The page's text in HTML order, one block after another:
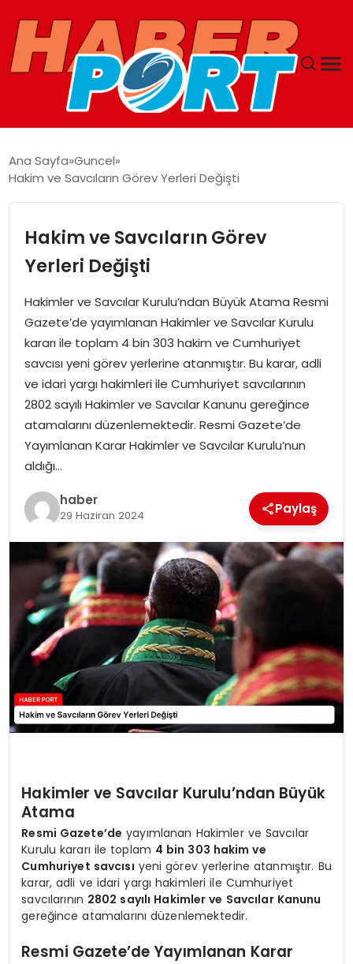
YAŞAM
SAĞLIK
OTOMOBIL
TEKNOLOJI
EKONOMI
Ana Sayfa Guncel
Hakim ve Savcıların Görev Yerleri Değişti
Hakim ve Savcıların Görev
Yerleri Değişti
Hakimler ve Savcılar Kurulu’ndan Büyük Atama Resmi
Gazete’de yayımlanan Hakimler ve Savcılar Kurulu
kararı ile toplam 4 bin 303 hakim ve Cumhuriyet
savcısı yeni görev yerlerine atanmıştır. Bu karar, adli
ve idari yargı hakimleri ile Cumhuriyet savcılarının
2802 sayılı Hakimler ve Savcılar Kanunu gereğince
atamalarını düzenlemektedir. Resmi Gazete’de
Yayımlanan Karar Hakimler ve Savcılar Kurulu’nun
aldığı…
haber
29 Haziran 2024 Paylaş
Hakimler ve Savcılar Kurulu’ndan Büyük
Atama
Resmi Gazete’de yayımlanan Hakimler ve Savcılar
Kurulu kararı ile toplam 4 bin 303 hakim ve
Cumhuriyet savcısı yeni görev yerlerine atanmıştır. Bu
karar, adli ve idari yargı hakimleri ile Cumhuriyet
savcılarının 2802 sayılı Hakimler ve Savcılar Kanunu
gereğince atamalarını düzenlemektedir.
Resmi Gazete’de Yayımlanan Karar